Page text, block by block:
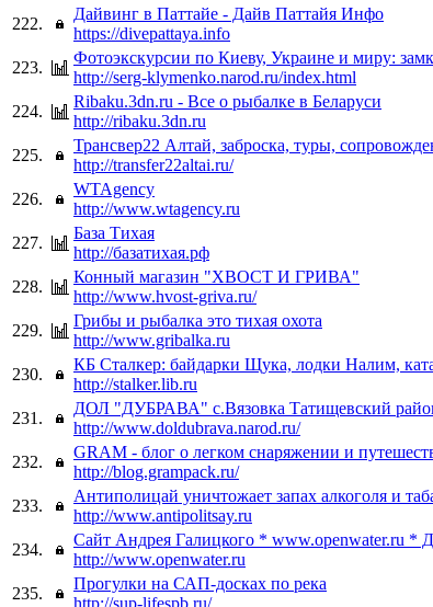
222.
Дайвинг в Паттайе - Дайв Паттайя Инфо
https://divepattaya.info
223.
Фотоэкскурсии по Киеву, Украине и миру:
http://serg-klymenko.narod.ru/index.html
224.
Ribaku.3dn.ru - Все о рыбалке в Беларуси
http://ribaku.3dn.ru
225.
Трансвер22 Алтай, заброска, туры,
http://transfer22altai.ru/
226.
WTAgency
http://www.wtagency.ru
227.
База Тихая
http://базатихая.рф
228.
Конный магазин "ХВОСТ И ГРИВА"
http://www.hvost-griva.ru/
229.
Грибы и рыбалка это тихая охота
http://www.gribalka.ru
230.
КБ Сталкер: байдарки Щука, лодки Налим,
http://stalker.lib.ru
231.
ДОЛ "ДУБРАВА" с.Вязовка Татищевский
http://www.doldubrava.narod.ru/
232.
GRAM - блог о легком снаряжении и
http://blog.grampack.ru/
233.
Антиполицай уничтожает запах алкоголя и
http://www.antipolitsay.ru
234.
Сайт Андрея Галицкого * www.openwater.ru *
http://www.openwater.ru
235.
Прогулки на САП-досках по река
http://sup-lifespb.ru/